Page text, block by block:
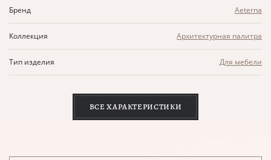
Бренд Aeterna
Коллекция Архитектурная палитра
Тип изделия Для мебели
ВСЕ ХАРАКТЕРИСТИКИ